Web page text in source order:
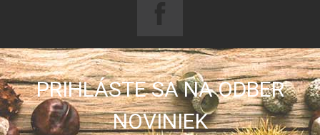
PRIHLÁSTE SA NA ODBER
NOVINIEK